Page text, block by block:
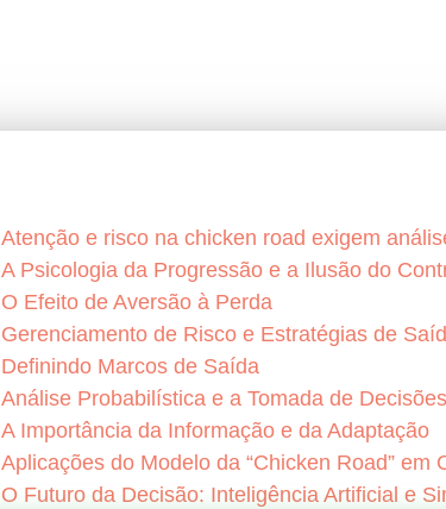
Atenção e risco na chicken road exigem
A Psicologia da Progressão e a Ilusão do
O Efeito de Aversão à Perda
Gerenciamento de Risco e Estratégias de
Definindo Marcos de Saída
Análise Probabilística e a Tomada de
A Importância da Informação e da Adaptação
Aplicações do Modelo da “Chicken Road” em
O Futuro da Decisão: Inteligência Artificial e